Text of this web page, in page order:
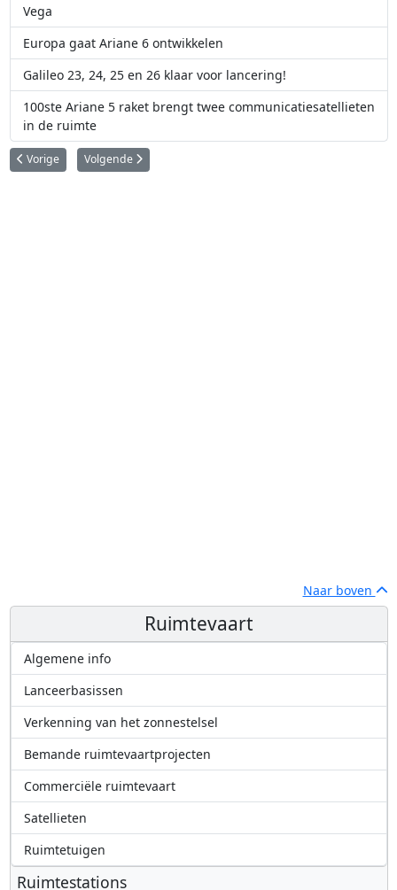
Vega
Europa gaat Ariane 6 ontwikkelen
Galileo 23, 24, 25 en 26 klaar voor lancering!
100ste Ariane 5 raket brengt twee communicatiesatellieten
in de ruimte
Vorig artikel: GSLV Mark III
Vorige Volgende artikel: Vega
Volgende
Naar boven
Ruimtevaart
Algemene info
Lanceerbasissen
Verkenning van het zonnestelsel
Bemande ruimtevaartprojecten
Commerciële ruimtevaart
Satellieten
Ruimtetuigen
Ruimtestations